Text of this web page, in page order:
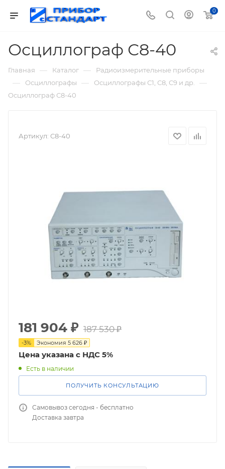
0
Осциллограф С8-40
Главная — Каталог — Радиоизмерительные приборы
— Осциллографы — Осциллографы С1, С8, С9 и др. —
Осциллограф С8-40
Артикул: С8-40
181 904 ₽ 187 530₽
-3% Экономия 5 626 ₽
Цена указана с НДС 5%
Есть в наличии
ПОЛУЧИТЬ КОНСУЛЬТАЦИЮ
Самовывоз сегодня - бесплатно
Доставка завтра